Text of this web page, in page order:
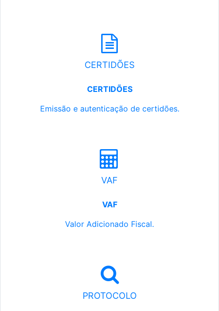
CERTIDÕES
CERTIDÕES
Emissão e autenticação de certidões.
VAF
VAF
Valor Adicionado Fiscal.
PROTOCOLO